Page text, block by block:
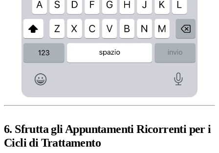
6. Sfrutta gli Appuntamenti Ricorrenti per i
Cicli di Trattamento